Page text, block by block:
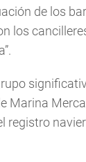
de los
los
Marina
registro